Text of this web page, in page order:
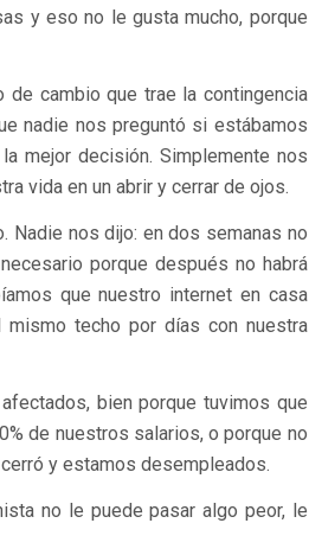
y eso no le gusta mucho, porque
cambio que trae la contingencia
nadie nos preguntó si estábamos
mejor decisión. Simplemente nos
vida en un abrir y cerrar de ojos.
Nadie nos dijo: en dos semanas no
porque después no habrá
que nuestro internet en casa
techo por días con nuestra
bien porque tuvimos que
de nuestros salarios, o porque no
y estamos desempleados.
no le puede pasar algo peor, le